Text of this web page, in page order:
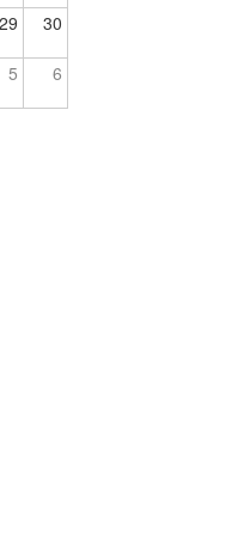
29 30
5 6